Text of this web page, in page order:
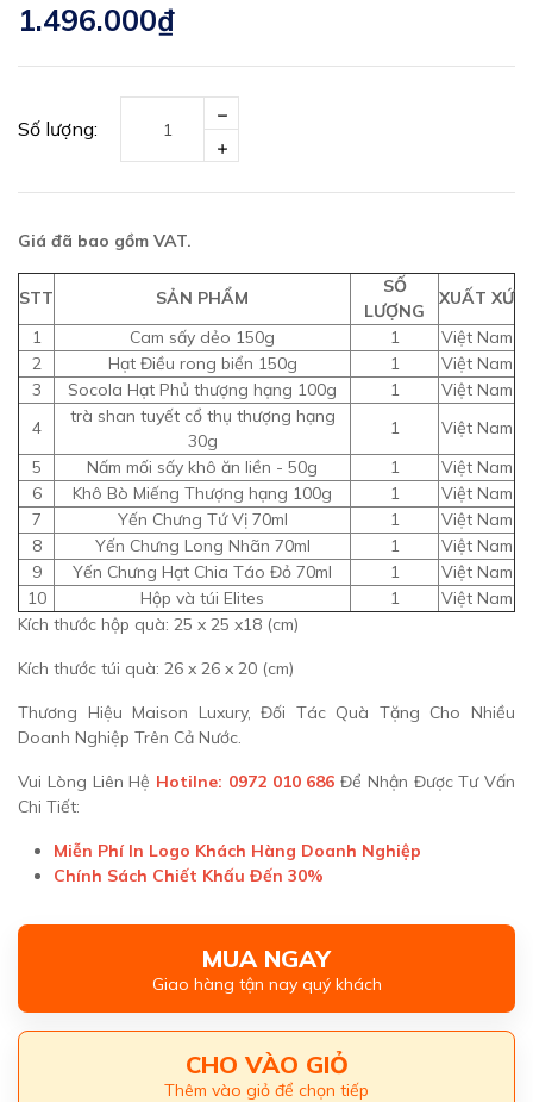
1.496.000₫
Số lượng:
Giá đã bao gồm VAT.
STT SẢN PHẨM
SỐ
LƯỢNG
XUẤT XỨ
1
Cam sấy dẻo 150g 1
Việt Nam
2
Hạt Điều rong biển 150g 1
Việt Nam
3
Socola Hạt Phủ thượng hạng 100g 1
Việt Nam
4
trà shan tuyết cổ thụ thượng hạng
30g
1
Việt Nam
5
Nấm mối sấy khô ăn liền - 50g 1
Việt Nam
6
Khô Bò Miếng Thượng hạng 100g 1
Việt Nam
7
Yến Chưng Tứ Vị 70ml 1
Việt Nam
8
Yến Chưng Long Nhãn 70ml 1
Việt Nam
9
Yến Chưng Hạt Chia Táo Đỏ 70ml 1
Việt Nam
10
Hộp và túi Elites 1
Việt Nam
Kích thước hộp quà: 25 x 25 x18 (cm)
Kích thước túi quà: 26 x 26 x 20 (cm)
Thương Hiệu Maison Luxury, Đối Tác Quà Tặng Cho Nhiều
Doanh Nghiệp Trên Cả Nước.
Vui Lòng Liên Hệ Hotilne: 0972 010 686 Để Nhận Được Tư Vấn
Chi Tiết:
Miễn Phí In Logo Khách Hàng Doanh Nghiệp
Chính Sách Chiết Khấu Đến 30%
MUA NGAY
Giao hàng tận nay quý khách
CHO VÀO GIỎ
Thêm vào giỏ để chọn tiếp